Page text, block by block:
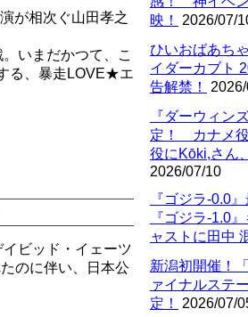
映！
2026/07/
ひいおばあち
イダーカブト
告解禁！
『ダーウィン
定！ カナメ役
役にKōki,さん
2026/07/10
『ゴジラ-0.0
『ゴジラ-1.0
ャストに田中
新潟初開催！
ァイナルステ
定！
2026/07/
が相次ぐ山田孝之
いまだかつて、こ
る、暴走LOVE★エ
ビッド・イェーツ
のに伴い、日本公